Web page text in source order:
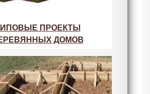
ПРОЕКТЫ
ДОМОВ